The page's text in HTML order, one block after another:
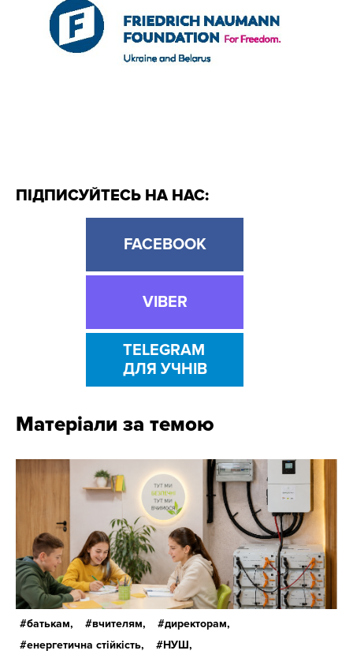
ПІДПИСУЙТЕСЬ НА НАС:
FACEBOOK
VIBER
TELEGRAM
ДЛЯ УЧНІВ
Матеріали за темою
батькам, вчителям,
директорам,
енергетична стійкість,
НУШ,